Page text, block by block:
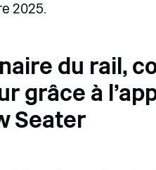
2025.
du rail,
grâce à
Seater